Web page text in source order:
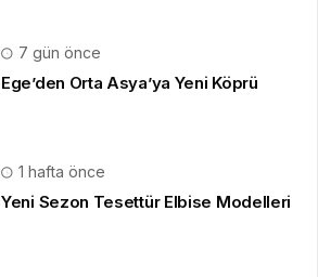
7 gün önce
Ege’den Orta Asya’ya Yeni Köprü
1 hafta önce
Yeni Sezon Tesettür Elbise Modelleri